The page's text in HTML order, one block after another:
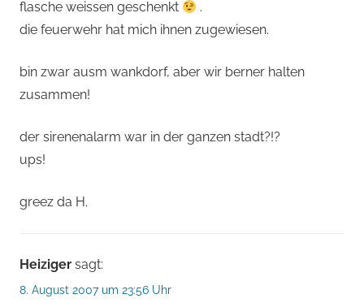
flasche weissen geschenkt
.
die feuerwehr hat mich ihnen zugewiesen.
bin zwar ausm wankdorf, aber wir berner halten
zusammen!
der sirenenalarm war in der ganzen stadt?!?
ups!
greez da H.
Heiziger sagt:
8. August 2007 um 23:56 Uhr